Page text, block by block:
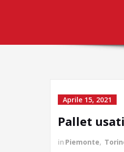
Aprile 15, 2021
Pallet
in Piemonte,